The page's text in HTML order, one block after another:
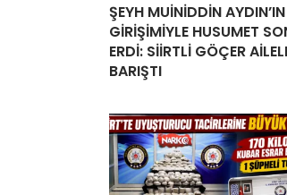
ŞEYH MUİNİDDİN AYDIN’IN
GİRİŞİMİYLE HUSUMET
ERDİ: SİİRTLİ GÖÇER
BARIŞTI